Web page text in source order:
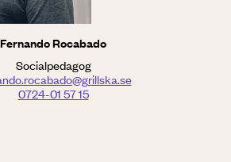
Fernando Rocabado
Socialpedagog
0724-01 57 15